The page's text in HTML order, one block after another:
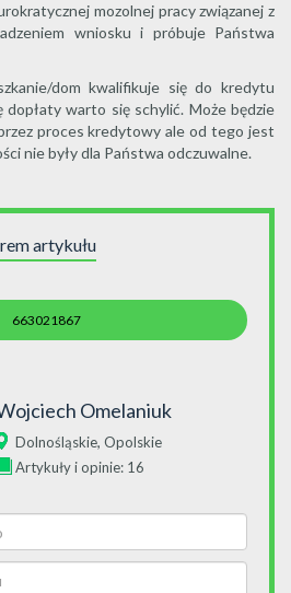
mozolnej pracy związanej z
wniosku i próbuje Państwa
dom kwalifikuje się do kredytu
warto się schylić. Może będzie
proces kredytowy ale od tego jest
nie były dla Państwa odczuwalne.
artykułu
663021867
Omelaniuk
Dolnośląskie, Opolskie
Artykuły i opinie: 16